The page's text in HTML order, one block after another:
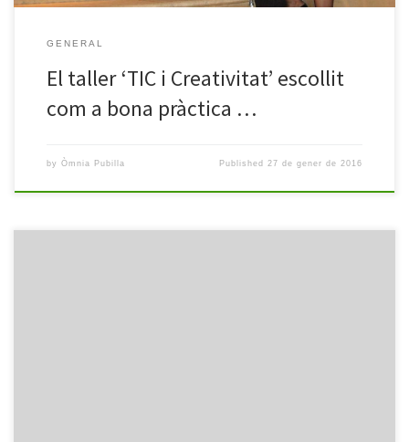
GENERAL
El taller ‘TIC i Creativitat’ escollit
com a bona pràctica …
by Òmnia Pubilla Published 27 de gener de 2016